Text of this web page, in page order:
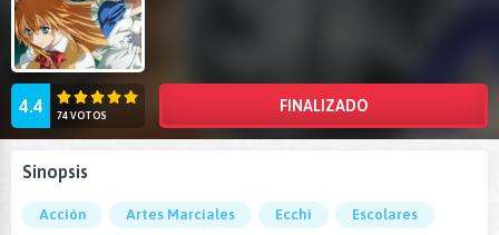
4.4 74 VOTOS
FINALIZADO
Sinopsis
Acción Artes Marciales Ecchi
Escolares